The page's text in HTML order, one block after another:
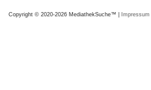
Copyright © 2020-2026 MediathekSuche™ | Impressum